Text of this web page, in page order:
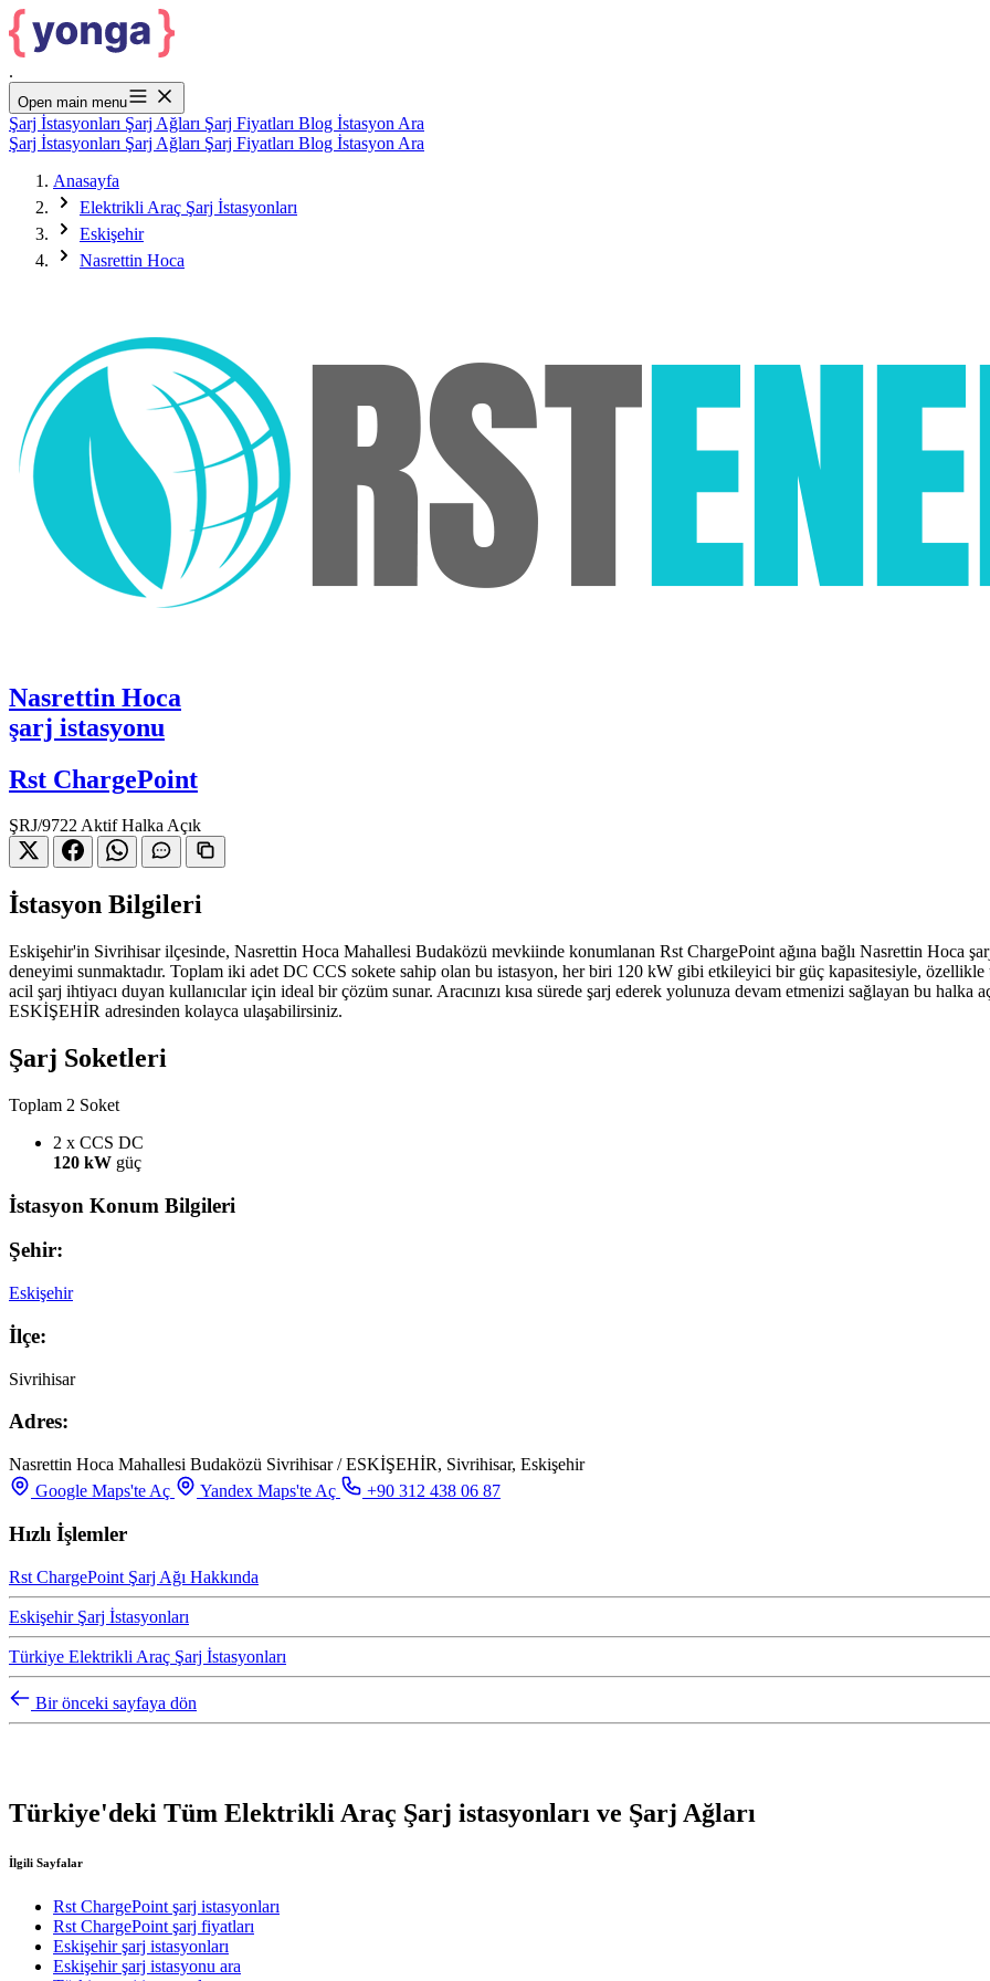
.
Open main menu
Şarj İstasyonları Şarj Ağları Şarj Fiyatları Blog İstasyon Ara
Şarj İstasyonları Şarj Ağları Şarj Fiyatları Blog İstasyon Ara
Anasayfa
Elektrikli Araç Şarj İstasyonları
Eskişehir
Nasrettin Hoca
Nasrettin Hoca
şarj istasyonu
Rst ChargePoint
ŞRJ/9722AktifHalka Açık
İstasyon Bilgileri
Eskişehir'in Sivrihisar ilçesinde, Nasrettin Hoca Mahallesi Budaközü mevkiinde konumlanan Rst ChargePoint ağına bağlı Nasrettin Hoca
deneyimi sunmaktadır. Toplam iki adet DC CCS sokete sahip olan bu istasyon, her biri 120 kW gibi etkileyici bir güç kapasitesiyle,
acil şarj ihtiyacı duyan kullanıcılar için ideal bir çözüm sunar. Aracınızı kısa sürede şarj ederek yolunuza devam etmenizi sağlayan bu
ESKİŞEHİR adresinden kolayca ulaşabilirsiniz.
Şarj Soketleri
Toplam 2 Soket
2 x CCS DC
120 kW güç
İstasyon Konum Bilgileri
Şehir:
Eskişehir
İlçe:
Sivrihisar
Adres:
Nasrettin Hoca Mahallesi Budaközü Sivrihisar / ESKİŞEHİR, Sivrihisar, Eskişehir
Google Maps'te Aç
Yandex Maps'te Aç +90 312 438 06 87
Hızlı İşlemler
Rst ChargePoint Şarj Ağı Hakkında
Eskişehir Şarj İstasyonları
Türkiye Elektrikli Araç Şarj İstasyonları
Bir önceki sayfaya dön
Türkiye'deki Tüm Elektrikli Araç Şarj istasyonları ve Şarj Ağları
İlgili Sayfalar
Rst ChargePoint şarj istasyonları
Rst ChargePoint şarj fiyatları
Eskişehir şarj istasyonları
Eskişehir şarj istasyonu ara